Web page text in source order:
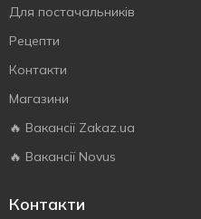
Для постачальників
Рецепти
Контакти
Магазини
🔥 Вакансії Zakaz.ua
🔥 Вакансії Novus
Контакти